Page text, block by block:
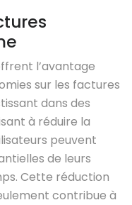
l’avantage
sur les factures
dans des
à réduire la
peuvent
de leurs
Cette réduction
contribue à